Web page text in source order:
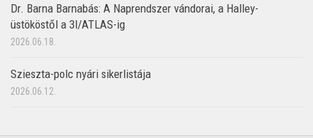
Dr. Barna Barnabás: A Naprendszer vándorai, a Halley-
üstököstől a 3I/ATLAS-ig
2026.06.18.
Szieszta-polc nyári sikerlistája
2026.06.12.